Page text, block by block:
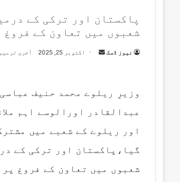
پاکستان اور ترکی کے
شعبوں میں تعاون کے فروغ
نیوز ڈسک
S
n
m
l
اکتوبر 25, 2025 آخری ترمیم
وزیرِ ریلوے محمد حنیف
عبدالقادر اورالوسے اہم
اور ریلوے کے شعبے میں
گیا،پاکستان اور ترکی کے
شعبوں میں تعاون کے فروغ